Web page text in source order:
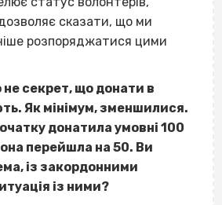
сказати, що ми
розпоряджатися цими
не секрет, що донати в
Як мінімум, зменшилися.
донатила умовні 100
перейшла на 50. Ви
із закордонними
із ними?